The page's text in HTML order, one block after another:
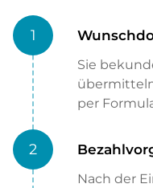
1
Sie
per
2
Nach der